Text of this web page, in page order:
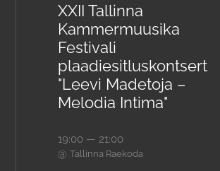
XXII Tallinna
Kammermuusika
Festivali
plaadiesitluskontsert
"Leevi Madetoja –
Melodia Intima"
19:00 — 21:00
@ Tallinna Raekoda